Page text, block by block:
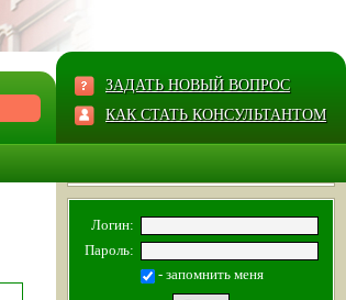
ЗАДАТЬ НОВЫЙ ВОПРОС
КАК СТАТЬ КОНСУЛЬТАНТОМ
Логин:
Пароль:
- запомнить меня